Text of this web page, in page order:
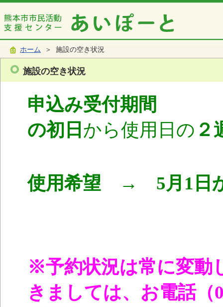
ホーム ＞ 施設の空き状況
施設の空き状況
申込み受付期間
の初日 から使用日の ２
使用希望 → 5月1日か
※予約状況は常に変動
きましては、お電話（